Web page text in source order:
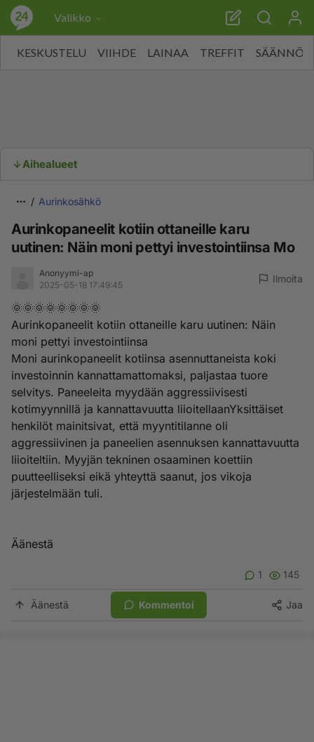
Valikko
KESKUSTELU VIIHDE LAINAA TREFFIT SÄÄNNÖT
Aihealueet
Aurinkosähkö
Aurinkopaneelit kotiin ottaneille karu
uutinen: Näin moni pettyi investointiinsa Mo
Anonyymi-ap
2025-05-18 17:49:45
Ilmoita
🌞🌞🌞🌞🌞🌞🌞🌞
Aurinkopaneelit kotiin ottaneille karu uutinen: Näin
moni pettyi investointiinsa
Moni aurinkopaneelit kotiinsa asennuttaneista koki
investoinnin kannattamattomaksi, paljastaa tuore
selvitys. Paneeleita myydään aggressiivisesti
kotimyynnillä ja kannattavuutta liioitellaanYksittäiset
henkilöt mainitsivat, että myyntitilanne oli
aggressiivinen ja paneelien asennuksen kannattavuutta
liioiteltiin. Myyjän tekninen osaaminen koettiin
puutteelliseksi eikä yhteyttä saanut, jos vikoja
järjestelmään tuli.
Äänestä
1 145
Äänestä Kommentoi Jaa